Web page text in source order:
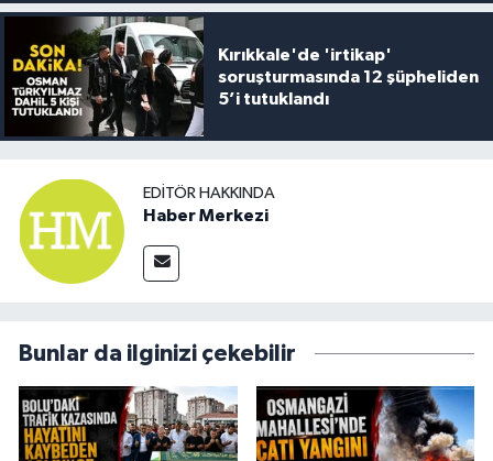
Kırıkkale'de 'irtikap'
soruşturmasında 12 şüpheliden
5’i tutuklandı
EDITÖR HAKKINDA
Haber Merkezi
Bunlar da ilginizi çekebilir